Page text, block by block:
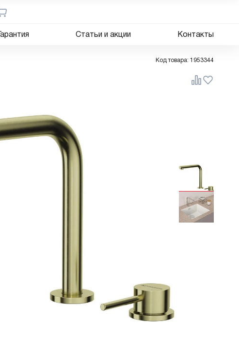
Статьи и акции Контакты
Код товара: 1953344